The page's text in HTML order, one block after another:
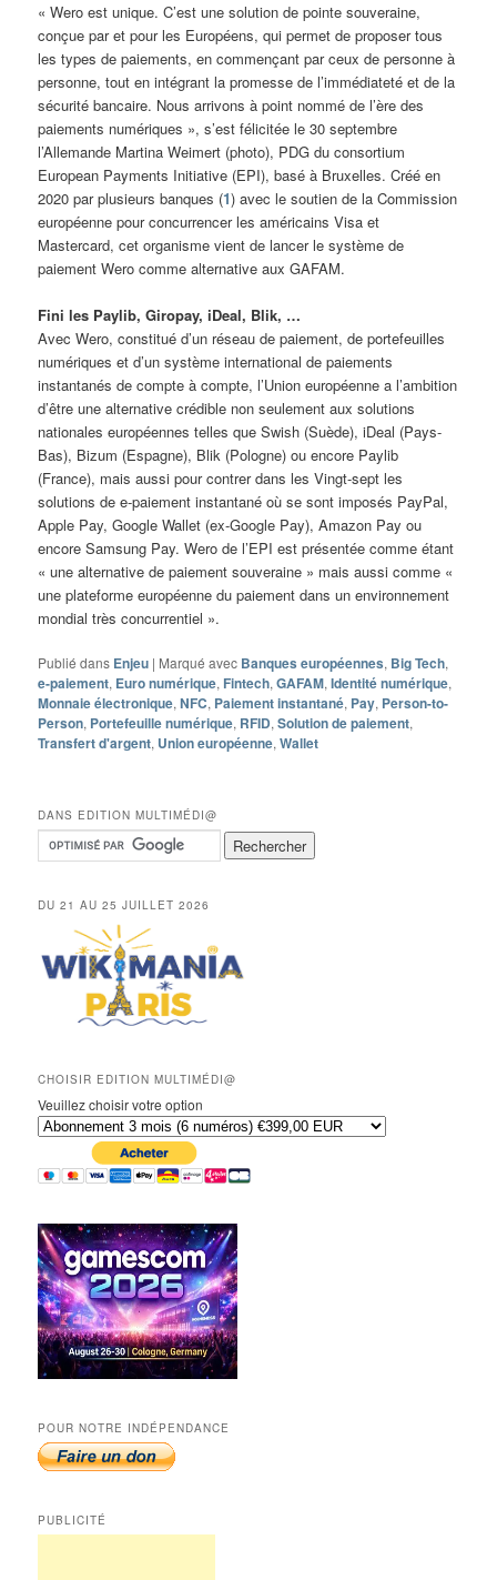
« Wero est unique. C’est une solution de pointe souveraine,
conçue par et pour les Européens, qui permet de proposer tous
les types de paiements, en commençant par ceux de personne à
personne, tout en intégrant la promesse de l’immédiateté et de la
sécurité bancaire. Nous arrivons à point nommé de l’ère des
paiements numériques », s’est félicitée le 30 septembre
l’Allemande Martina Weimert (photo), PDG du consortium
European Payments Initiative (EPI), basé à Bruxelles. Créé en
2020 par plusieurs banques (1) avec le soutien de la Commission
européenne pour concurrencer les américains Visa et
Mastercard, cet organisme vient de lancer le système de
paiement Wero comme alternative aux GAFAM.
Fini les Paylib, Giropay, iDeal, Blik, …
Avec Wero, constitué d’un réseau de paiement, de portefeuilles
numériques et d’un système international de paiements
instantanés de compte à compte, l’Union européenne a l’ambition
d’être une alternative crédible non seulement aux solutions
nationales européennes telles que Swish (Suède), iDeal (Pays-
Bas), Bizum (Espagne), Blik (Pologne) ou encore Paylib
(France), mais aussi pour contrer dans les Vingt-sept les
solutions de e-paiement instantané où se sont imposés PayPal,
Apple Pay, Google Wallet (ex-Google Pay), Amazon Pay ou
encore Samsung Pay. Wero de l’EPI est présentée comme étant
« une alternative de paiement souveraine » mais aussi comme «
une plateforme européenne du paiement dans un environnement
mondial très concurrentiel ».
Publié dans Enjeu | Marqué avec Banques européennes, Big Tech,
e-paiement, Euro numérique, Fintech,GAFAM,Identité numérique,
Monnaie électronique,NFC, Paiement instantané, Pay, Person-to-
Person, Portefeuille numérique, RFID,Solution de paiement,
Transfert d'argent, Union européenne,Wallet
DANS EDITION MULTIMÉDI@
DU 21 AU 25 JUILLET 2026
CHOISIR EDITION MULTIMÉDI@
Veuillez choisir votre option
POUR NOTRE INDÉPENDANCE
PUBLICITÉ